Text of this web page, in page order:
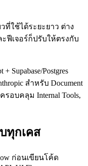
วที่ใช้ได้ระยะยาว ต่าง
ะฟีเจอร์ก็ปรับให้ตรงกับ
Supabase/Postgres
สำหรับ Document
รอบคลุม Internal Tools,
ทุกเคส
ก่อนเขียนโค้ด